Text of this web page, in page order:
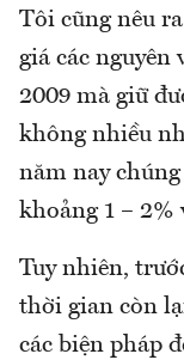
Tôi cũng nêu
giá các nguyên
2009 mà giữ
không nhiều
năm nay
khoảng 1 – 2%
Tuy nhiên,
thời gian còn
các biện pháp